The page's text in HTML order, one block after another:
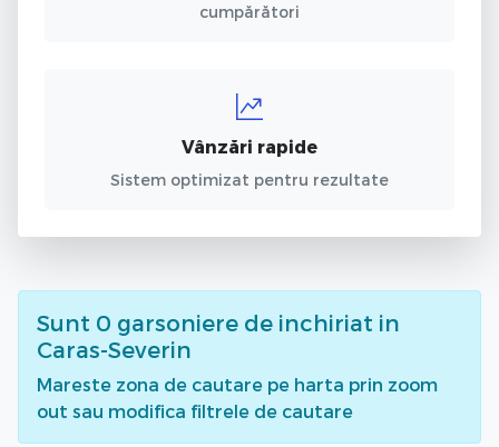
cumpărători
Vânzări rapide
Sistem optimizat pentru rezultate
Sunt 0 garsoniere de inchiriat in
Caras-Severin
Mareste zona de cautare pe harta prin zoom
out sau modifica filtrele de cautare